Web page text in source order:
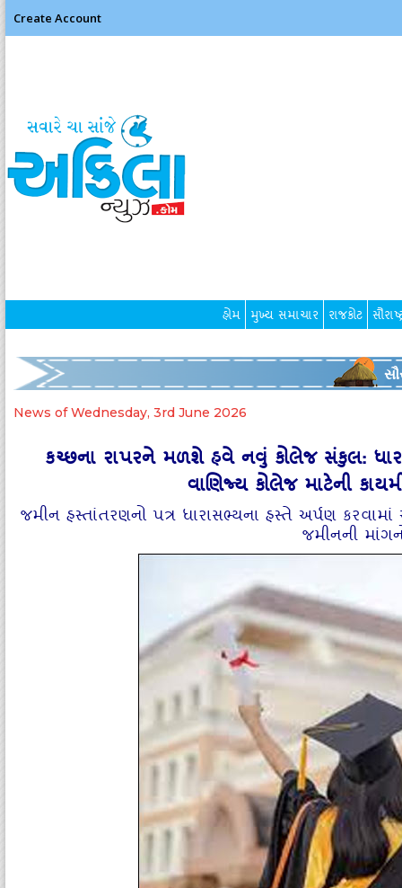
Create Account
હોમ મુખ્ય સમાચાર રાજકોટ
News of Wednesday, 3rd June 2026
કચ્છના રાપરને મળશે હવે નવું કોલેજ સંકુલ:
વાણિજ્ય કોલેજ માટેની
જમીન હસ્તાંતરણનો પત્ર ધારાસભ્યના હસ્તે અર્પણ
જમીનની